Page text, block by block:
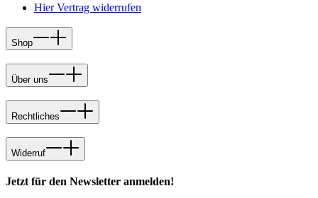
Hier Vertrag widerrufen
Shop
Über uns
Rechtliches
Widerruf
Jetzt für den Newsletter anmelden!